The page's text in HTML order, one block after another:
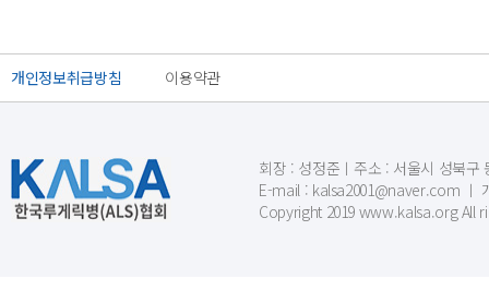
개인정보취급방침 이용약관
회장 : 성정준ㅣ주소 : 서울시 성북구
E-mail : kalsa2001@naver.com ㅣ
Copyright 2019 www.kalsa.org All